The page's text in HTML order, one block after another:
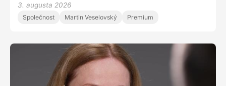
show 7 pádů a stěhuje se na Televizi Seznam. „Chvilku
mi samozřejmě jela v hlavě kalkulačka – hypotéka,
píšou, že ji možná neuvidím maturovat. Možná ne, ale
děkuju za každé nové ráno, kdy s ní můžu být.”
3. augusta 2026
Společnost Martin Veselovský Premium